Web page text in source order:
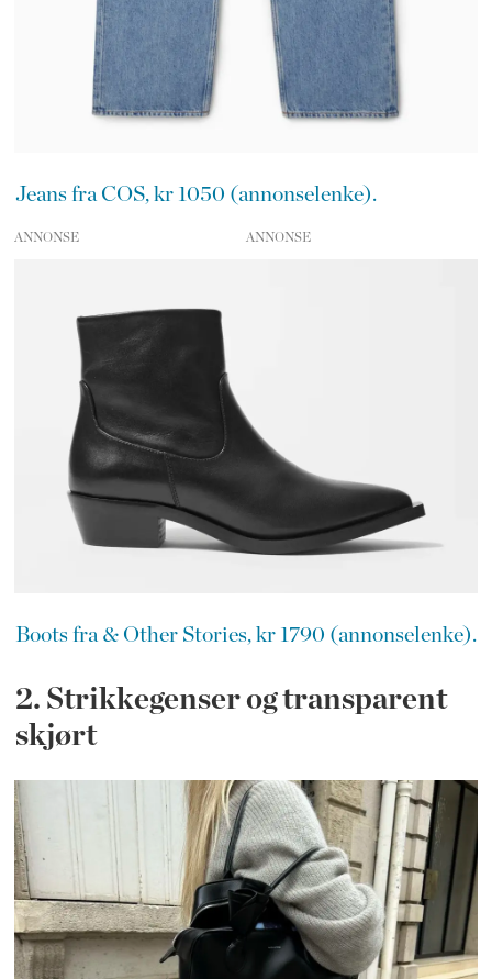
Jeans fra COS, kr 1050 (annonselenke).
ANNONSE
Boots fra & Other Stories, kr 1790 (annonselenke).
2. Strikkegenser og transparent
skjørt